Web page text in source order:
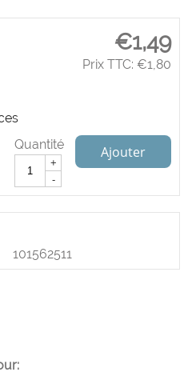
€1,49
Prix TTC: €1,80
Quantité
+
-
Ajouter
101562511